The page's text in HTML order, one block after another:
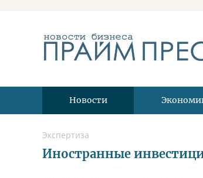
Новости
Экспертиза
Иностранные